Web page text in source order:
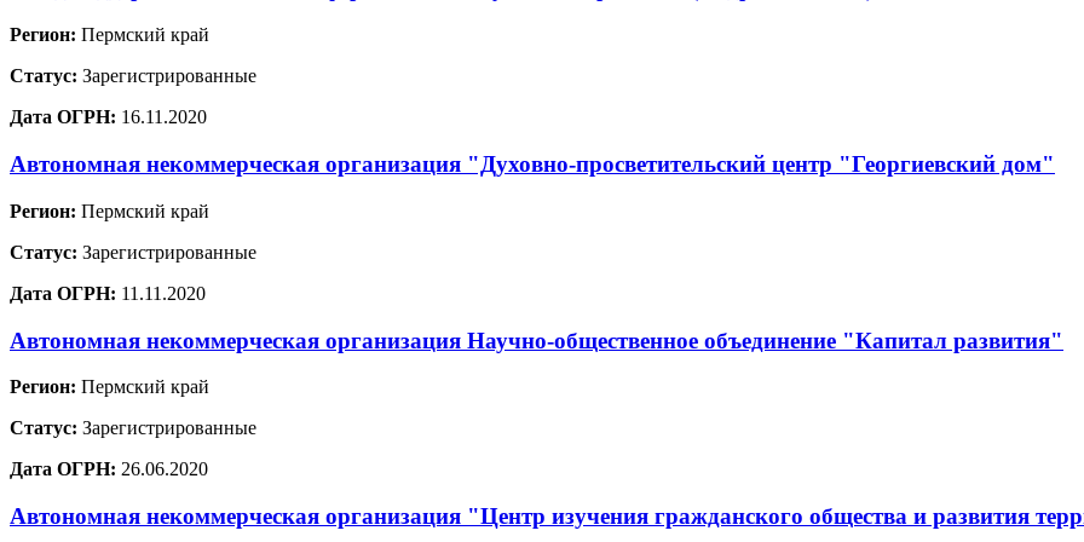
Регион: Пермский край
Статус: Зарегистрированные
Дата ОГРН: 16.11.2020
Автономная некоммерческая организация "Духовно-просветительский центр "Георгиевский дом"
Регион: Пермский край
Статус: Зарегистрированные
Дата ОГРН: 11.11.2020
Автономная некоммерческая организация Научно-общественное объединение "Капитал развития"
Регион: Пермский край
Статус: Зарегистрированные
Дата ОГРН: 26.06.2020
Автономная некоммерческая организация "Центр изучения гражданского общества и развития